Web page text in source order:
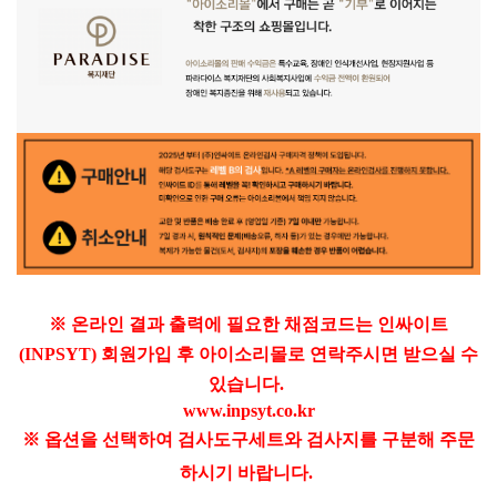
※ 온라인 결과 출력에 필요한 채점코드는 인싸이트
(INPSYT) 회원가입 후 아이소리몰로 연락주시면 받으실 수
있습니다.
www.inpsyt.co.kr
※ 옵션을 선택하여 검사도구세트와 검사지를 구분해 주문
하시기 바랍니다.